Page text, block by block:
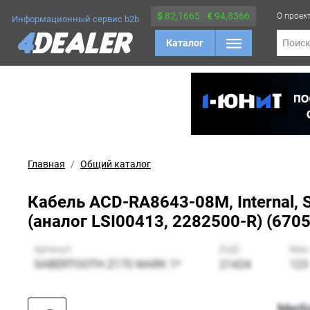
Информационный сервис b2b $ 82,1665 €94,8366
Каталог
О
Поиск
Главная Общий каталог
Кабель ACD-RA8643-08M, Internal,
(аналог LSI00413, 2282500-R)